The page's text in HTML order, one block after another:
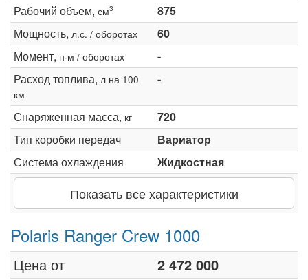
Рабочий объем, см3
875
Мощность, л.с. / оборотах
60
Момент, н·м / оборотах
-
Расход топлива, л на 100
км
-
Снаряженная масса, кг
720
Тип коробки передач
Вариатор
Система охлаждения
Жидкостная
Показать все характеристики
Polaris Ranger Crew 1000
Цена от 2 472 000